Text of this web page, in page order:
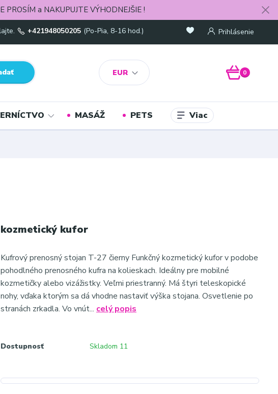
PROSÍM a NAKUPUJTE VÝHODNEJŠIE !
EUR
Prihlásenie
+421948050205 (Po-Pia, 8-16 hod.)
0
MASÁŽ PETS Viac
kozmetický kufor
Kufrový prenosný stojan T-27 čierny Funkčný kozmetický kufor v podobe
pohodlného prenosného kufra na kolieskach. Ideálny pre mobilné
kozmetičky alebo vizážistky. Veľmi priestranný. Má štyri teleskopické
nohy, vďaka ktorým sa dá vhodne nastaviť výška stojana. Osvetlenie po
stranách zrkadla. Vo vnút... celý popis
Dostupnosť Skladom 11